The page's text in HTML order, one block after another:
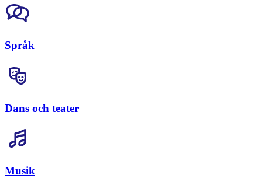
Språk
Dans och teater
Musik